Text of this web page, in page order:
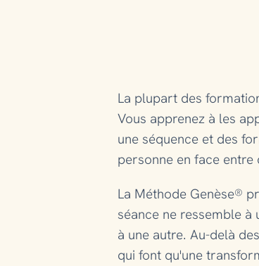
La plupart des
Vous apprenez à les
une séquence et des
personne en face entre
La Méthode Genèse®
séance ne ressemble
à une autre. Au-delà
qui font qu'une